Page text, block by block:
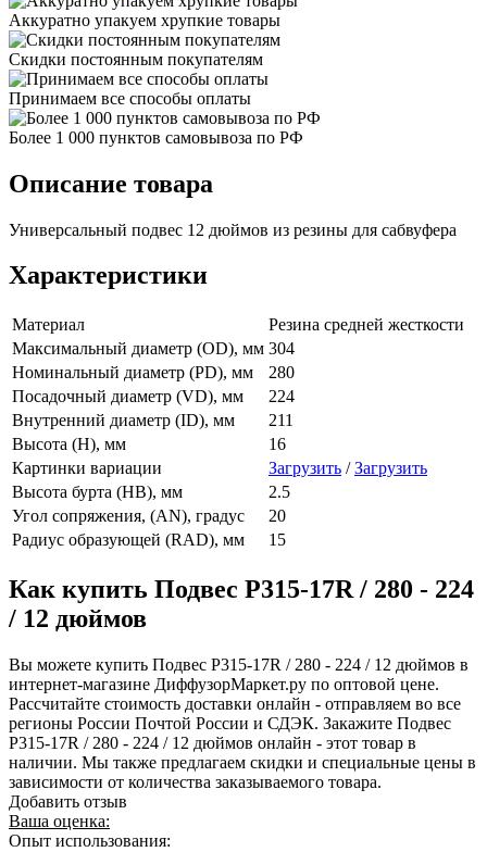
Аккуратно упакуем хрупкие товары
Скидки постоянным покупателям
Принимаем все способы оплаты
Более 1 000 пунктов самовывоза по РФ
Описание товара
Универсальный подвес 12 дюймов из резины для сабвуфера
Характеристики
Материал
Резина средней жесткости
Максимальный диаметр (OD), мм 304
Номинальный диаметр (PD), мм
280
Посадочный диаметр (VD), мм
224
Внутренний диаметр (ID), мм
211
Высота (H), мм
16
Картинки вариации
Загрузить /Загрузить
Высота бурта (HB), мм
2.5
Угол сопряжения, (AN), градус
20
Радиус образующей (RAD), мм
15
Как купить Подвес Р315-17R / 280 - 224
/ 12 дюймов
Вы можете купить Подвес Р315-17R / 280 - 224 / 12 дюймов в
интернет-магазине ДиффузорМаркет.ру по оптовой цене.
Рассчитайте стоимость доставки онлайн - отправляем во все
регионы России Почтой России и СДЭК. Закажите Подвес
Р315-17R / 280 - 224 / 12 дюймов онлайн - этот товар в
наличии. Мы также предлагаем скидки и специальные цены в
зависимости от количества заказываемого товара.
Добавить отзыв
Ваша оценка:
Опыт использования: